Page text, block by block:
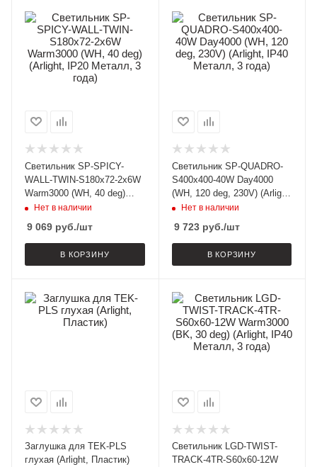
Светильник SP-SPICY-
WALL-TWIN-S180x72-2x6W
Warm3000 (WH, 40 deg)
(Arlight, IP20 Металл, 3
Нет в наличии
9 069 руб./шт
В КОРЗИНУ
Светильник SP-QUADRO-
S400x400-40W Day4000
(WH, 120 deg, 230V) (Arlight,
IP40 Металл, 3 года)
Нет в наличии
9 723руб./шт
В КОРЗИНУ
Заглушка для TEK-PLS
глухая (Arlight, Пластик)
Светильник LGD-TWIST-
TRACK-4TR-S60x60-12W